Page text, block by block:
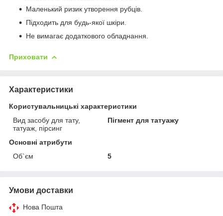
Маленький ризик утворення рубців.
Підходить для будь-якої шкіри.
Не вимагає додаткового обладнання.
Приховати
Характеристики
Користувальницькі характеристики
Вид засобу для тату,
татуаж, пірсинг
Пігмент для татуажу
Основні атрибути
Об`єм
5
Умови доставки
Нова Пошта